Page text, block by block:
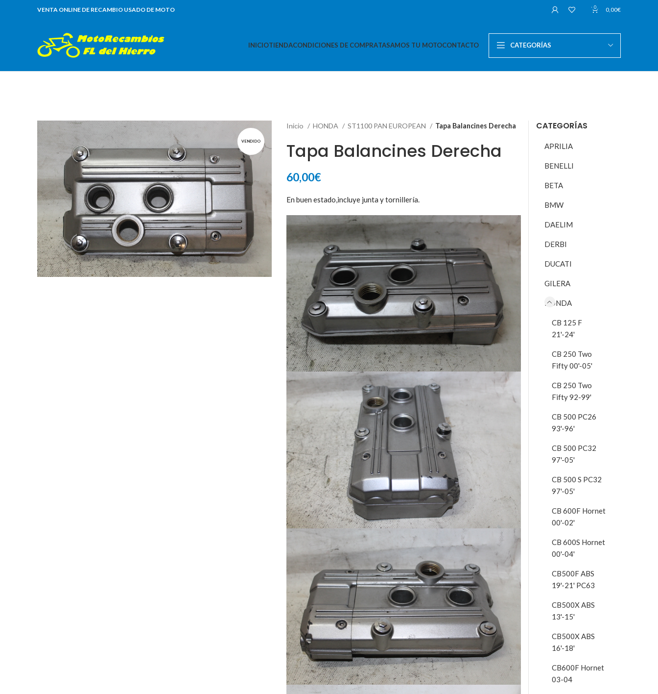
VENTA ONLINE DE RECAMBIO USADO DE MOTO 0 0,00€
INICIOTIENDACONDICIONES DE COMPRATASAMOS TU MOTOCONTACTO CATEGORÍAS
VENDIDO
Inicio HONDA ST1100 PAN EUROPEAN Tapa Balancines Derecha
Tapa Balancines Derecha
60,00€
En buen estado,incluye junta y tornillería.
CATEGORÍAS
APRILIA
BENELLI
BETA
BMW
DAELIM
DERBI
DUCATI
GILERA
HONDA
CB 125 F
21'-24'
CB 250 Two
Fifty 00'-05'
CB 250 Two
Fifty 92-99'
CB 500 PC26
93'-96'
CB 500 PC32
97'-05'
CB 500 S PC32
97'-05'
CB 600F Hornet
00'-02'
CB 600S Hornet
00'-04'
CB500F ABS
19'-21' PC63
CB500X ABS
13'-15'
CB500X ABS
16'-18'
CB600F Hornet
03-04